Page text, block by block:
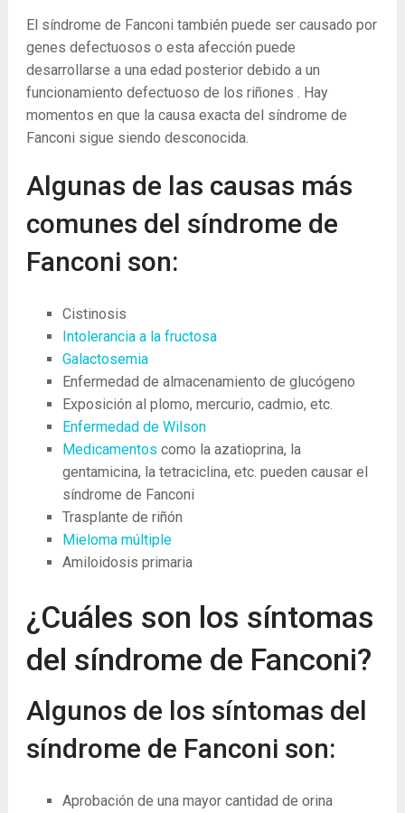
El síndrome de Fanconi también puede ser causado por
genes defectuosos o esta afección puede
desarrollarse a una edad posterior debido a un
funcionamiento defectuoso de los riñones . Hay
momentos en que la causa exacta del síndrome de
Fanconi sigue siendo desconocida.
Algunas de las causas más
comunes del síndrome de
Fanconi son:
Cistinosis
Intolerancia a la fructosa
Galactosemia
Enfermedad de almacenamiento de glucógeno
Exposición al plomo, mercurio, cadmio, etc.
Enfermedad de Wilson
Medicamentos como la azatioprina, la
gentamicina, la tetraciclina, etc. pueden causar el
síndrome de Fanconi
Trasplante de riñón
Mieloma múltiple
Amiloidosis primaria
¿Cuáles son los síntomas
del síndrome de Fanconi?
Algunos de los síntomas del
síndrome de Fanconi son:
Aprobación de una mayor cantidad de orina